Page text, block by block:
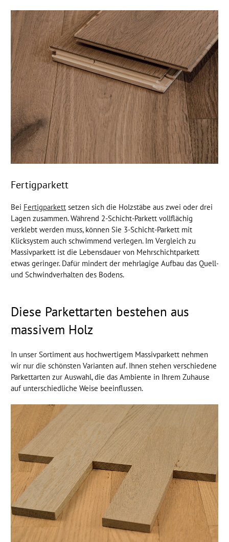
Fertigparkett
Bei Fertigparkett setzen sich die Holzstäbe aus zwei oder drei
Lagen zusammen. Während 2-Schicht-Parkett vollflächig
verklebt werden muss, können Sie 3-Schicht-Parkett mit
Klicksystem auch schwimmend verlegen. Im Vergleich zu
Massivparkett ist die Lebensdauer von Mehrschichtparkett
etwas geringer. Dafür mindert der mehrlagige Aufbau das Quell-
und Schwindverhalten des Bodens.
Diese Parkettarten bestehen aus
massivem Holz
In unser Sortiment aus hochwertigem Massivparkett nehmen
wir nur die schönsten Varianten auf. Ihnen stehen verschiedene
Parkettarten zur Auswahl, die das Ambiente in Ihrem Zuhause
auf unterschiedliche Weise beeinflussen.